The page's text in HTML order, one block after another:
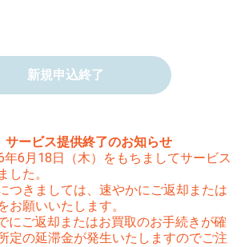
新規申込終了
サービス提供終了のお知らせ
年6月18日（木）をもちましてサービス
した。
つきましては、速やかにご返却または
お願いいたします。
にご返却またはお買取のお手続きが確
定の延滞金が発生いたしますのでご注